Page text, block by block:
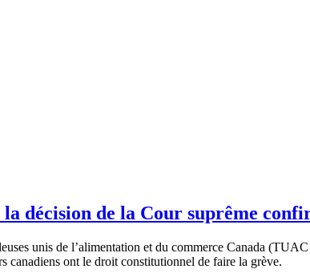
décision de la Cour suprême
unis de l’alimentation et du commerce Canada
canadiens ont le droit constitutionnel de faire la grève.